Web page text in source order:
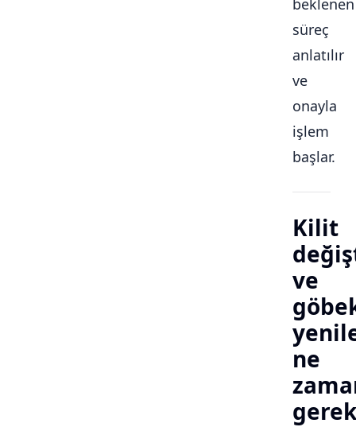
beklenen
süreç
anlatılır
ve
onayla
işlem
başlar.
Kilit
ve
ne